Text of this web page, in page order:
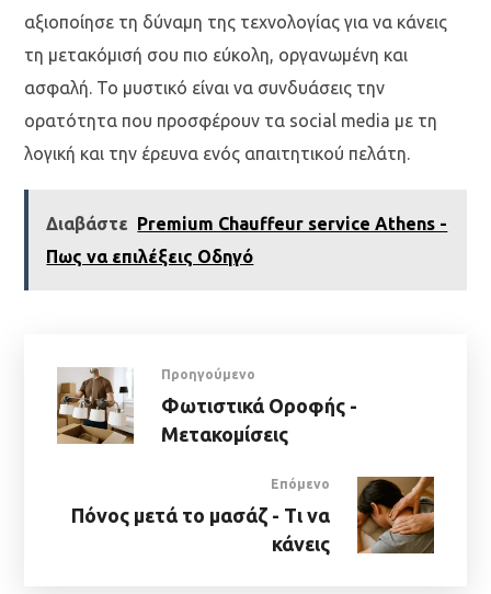
αξιοποίησε τη δύναμη της τεχνολογίας για να κάνεις
τη μετακόμισή σου πιο εύκολη, οργανωμένη και
ασφαλή. Το μυστικό είναι να συνδυάσεις την
ορατότητα που προσφέρουν τα social media με τη
λογική και την έρευνα ενός απαιτητικού πελάτη.
Διαβάστε Premium Chauffeur service Athens -
Πως να επιλέξεις Οδηγό
Προηγούμενο
Φωτιστικά Οροφής -
Μετακομίσεις
Επόμενο
Πόνος μετά το μασάζ - Τι να
κάνεις